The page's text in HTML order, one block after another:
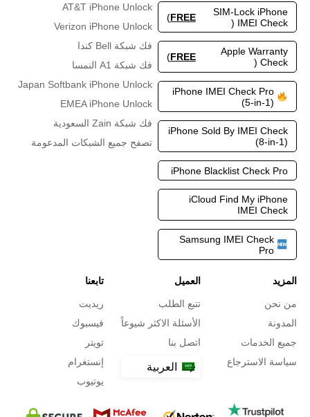
SIM-Lock iPhone
IMEI Check (
FREE
)
Apple Warranty
Check (
FREE
)
iPhone IMEI Check Pro
(5-in-1)
iPhone Sold By IMEI Check
(8-in-1)
iPhone Blacklist Check Pro
iCloud Find My iPhone
IMEI Check
Samsung IMEI Check
Pro
AT&T iPhone Unlock
Verizon iPhone Unlock
فك شبكة Bell كندا
فك شبكة A1 النمسا
Japan Softbank iPhone Unlock
EMEA iPhone Unlock
فك شبكة Zain السعودية
تصفح جميع الشبكات المدعومة
المزيد
من نحن
المدونة
جميع الخدمات
سياسة الاسترجاع
العميل
تتبع الطلب
الأسئلة الاكثر شيوعاً
اتصل بنا
العربية
تابعنا
ريديت
فيسبوك
تويتر
إنستغرام
يوتيوب